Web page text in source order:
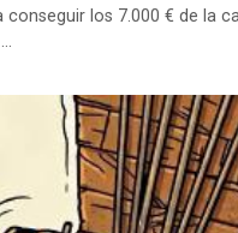
conseguir los 7.000 € de la